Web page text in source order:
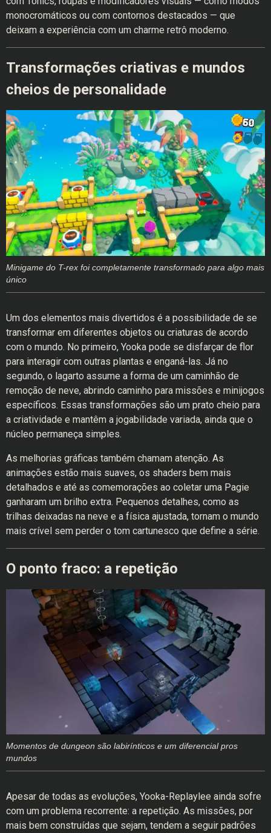
monocromáticos ou com contornos destacados — que
deixam a experiência com um charme retrô moderno.
Transformações criativas e mundos
cheios de personalidade
Minigame do T-rex foi completamente transformado para algo mais
único
Um dos elementos mais divertidos é a possibilidade de se
transformar em diferentes objetos ou criaturas de acordo
com o mundo. No primeiro, Yooka pode se disfarçar de flor
para interagir com outras plantas e enganá-las. Já no
segundo, o lagarto assume a forma de um caminhão de
remoção de neve, abrindo caminho para missões e minijogos
específicos. Essas transformações são um prato cheio para
a criatividade e mantêm a jogabilidade variada, ainda que o
núcleo permaneça simples.
As melhorias gráficas também chamam atenção. As
animações estão mais suaves, os shaders bem mais
detalhados e até as comemorações ao coletar uma Pagie
ganharam um brilho extra. Pequenos detalhes, como as
trilhas deixadas na neve e a física ajustada, tornam o mundo
mais crível sem perder o tom cartunesco que define a série.
O ponto fraco: a repetição
Momentos de dungeon são labirínticos e um diferencial pros
mundos
Apesar de todas as evoluções, Yooka-Replaylee ainda sofre
com um problema recorrente: a repetição. As missões, por
mais bem construídas que sejam, tendem a seguir padrões